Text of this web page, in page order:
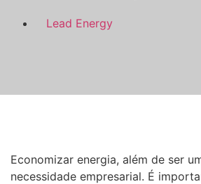
Lead Energy
Economizar energia, além de ser
necessidade empresarial. É